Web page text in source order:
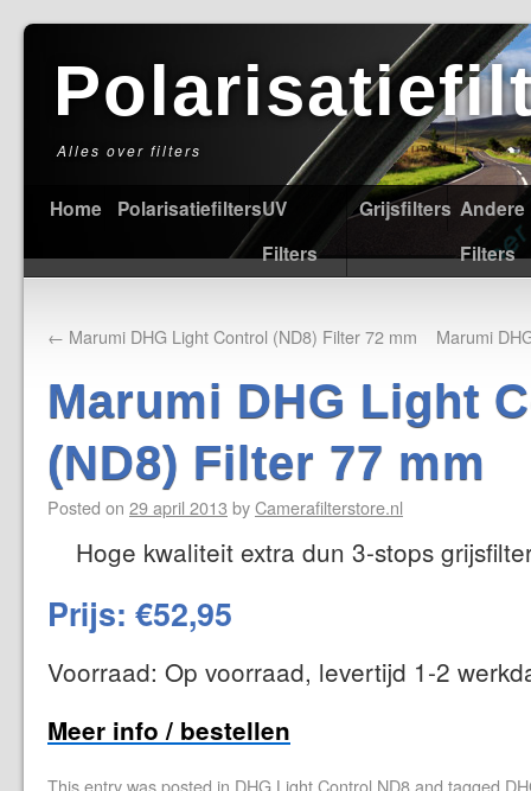
Alles over filters
Home PolarisatiefiltersUV
Filters
Grijsfilters Andere
Filters
← Marumi DHG Light Control (ND8) Filter 72 mm Marumi
Marumi DHG Light
(ND8) Filter 77 mm
Posted on 29 april 2013 byCamerafilterstore.nl
Hoge kwaliteit extra dun 3-stops
Prijs: €52,95
Voorraad: Op voorraad, levertijd 1-2
Meer info / bestellen
This entry was posted in DHG Light Control ND8and tagged